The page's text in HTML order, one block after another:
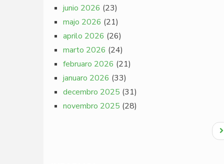
junio 2026 (23)
majo 2026 (21)
aprilo 2026 (26)
marto 2026 (24)
februaro 2026 (21)
januaro 2026 (33)
decembro 2025 (31)
novembro 2025 (28)